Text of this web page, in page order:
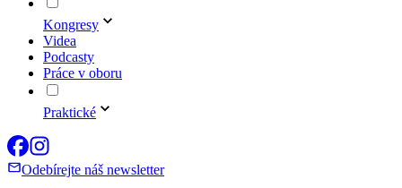
Kongresy
Videa
Podcasty
Práce v oboru
Praktické
Odebírejte náš newsletter